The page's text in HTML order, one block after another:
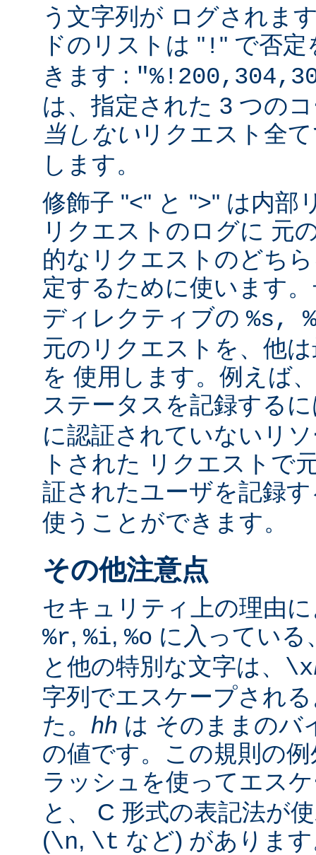
う文字列が ログされま
ドのリストは " ! " で否定
きます :
は、指定された 3 つの
当しない リクエスト全
します。
修飾子 "<" と ">" は内部
リクエストのログに 元
的なリクエストのどち
定するために使います
ディレクティブの %s,
元のリクエストを、他
を 使用します。例えば
ステータスを記録する
に認証されていないリ
トされた リクエストで
証されたユーザを記録
使うことができます。
その他注意点
セキュリティ上の理由
%r, %i, %o に入っている
と他の特別な文字は、 \x
字列でエスケープされ
た。 hh は そのままのバ
の値です。この規則の
ラッシュを使ってエス
と、 C 形式の表記法が
(\n, \t など) がありま